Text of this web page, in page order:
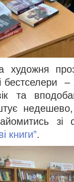
художня
бестселери –
та
зі
книги”.